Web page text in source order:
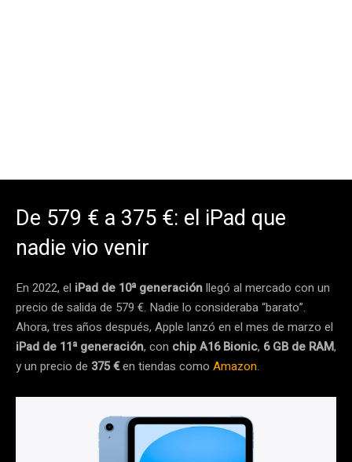
De 579 € a 375 €: el iPad que
nadie vio venir
En 2022, el iPad de 10ª generaciónllegó al mercado con un
precio de salida de 579 €. Nadie lo consideraba “barato”.
Ahora, tres años después, Apple lanzó en el mes de marzo el
iPad de 11ª generación, con chip A16 Bionic, 6 GB de RAM,
y un precio de 375 €en tiendas como Amazon.